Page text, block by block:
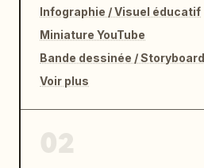
Obtenir mon plan de
      "image": "fusée 3D lumineuse violette
et bleue au décollage"
    }
Infographie / Visuel éducatif
Miniature YouTube
Bande dessinée / Storyboard
Voir plus